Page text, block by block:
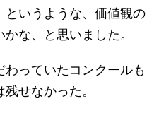
いうような、価値観の
な、と思いました。
っていたコンクールも
せなかった。